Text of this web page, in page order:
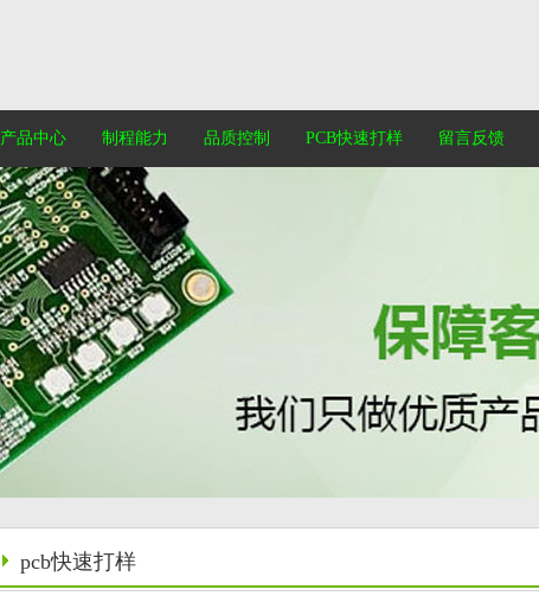
产品中心 制程能力 品质控制 PCB快速打样 留言反馈
pcb快速打样